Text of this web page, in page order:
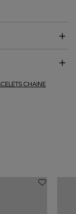
CHAINE